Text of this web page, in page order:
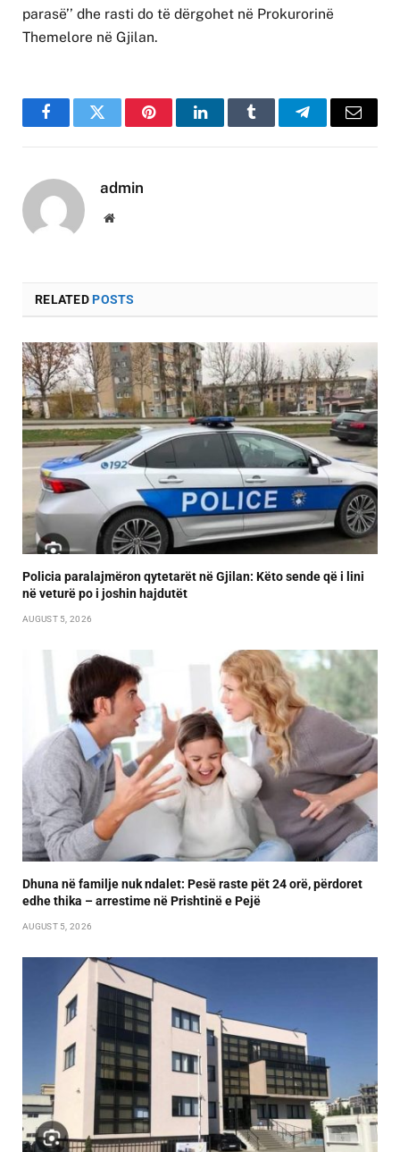
parasë’’ dhe rasti do të dërgohet në Prokurorinë
Themelore në Gjilan.
FacebookTwitter PinterestLinkedInTumblr TelegramEmail
admin
Website
RELATEDPOSTS
Policia paralajmëron qytetarët në Gjilan: Këto sende që i lini
në veturë po i joshin hajdutët
AUGUST 5, 2026
Dhuna në familje nuk ndalet: Pesë raste pët 24 orë, përdoret
edhe thika – arrestime në Prishtinë e Pejë
AUGUST 5, 2026